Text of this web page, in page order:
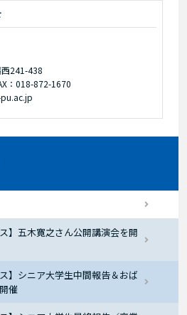
241-438
：018-872-1670
】五木寛之さん公開講演会を開
】シニア大学生中間報告＆おば
催